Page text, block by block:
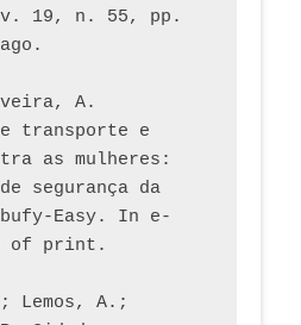
v. 19, n. 55, pp.
A.
transporte e
as mulheres:
segurança da
Easy. In e-
of print.
Lemos, A.;